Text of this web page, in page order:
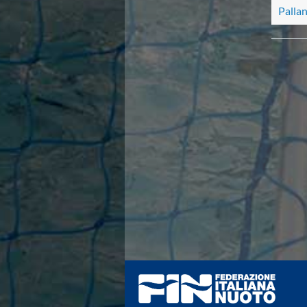
News
Flash News
Grand Prix
Norme e documenti
Risultati e Classifiche
Primati
Azzurri
Eventi
Norme e documenti
Flash News
Master